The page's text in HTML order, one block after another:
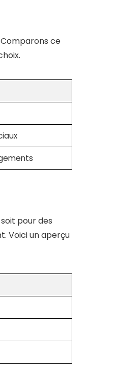
Comparons ce
pour des
Voici un aperçu